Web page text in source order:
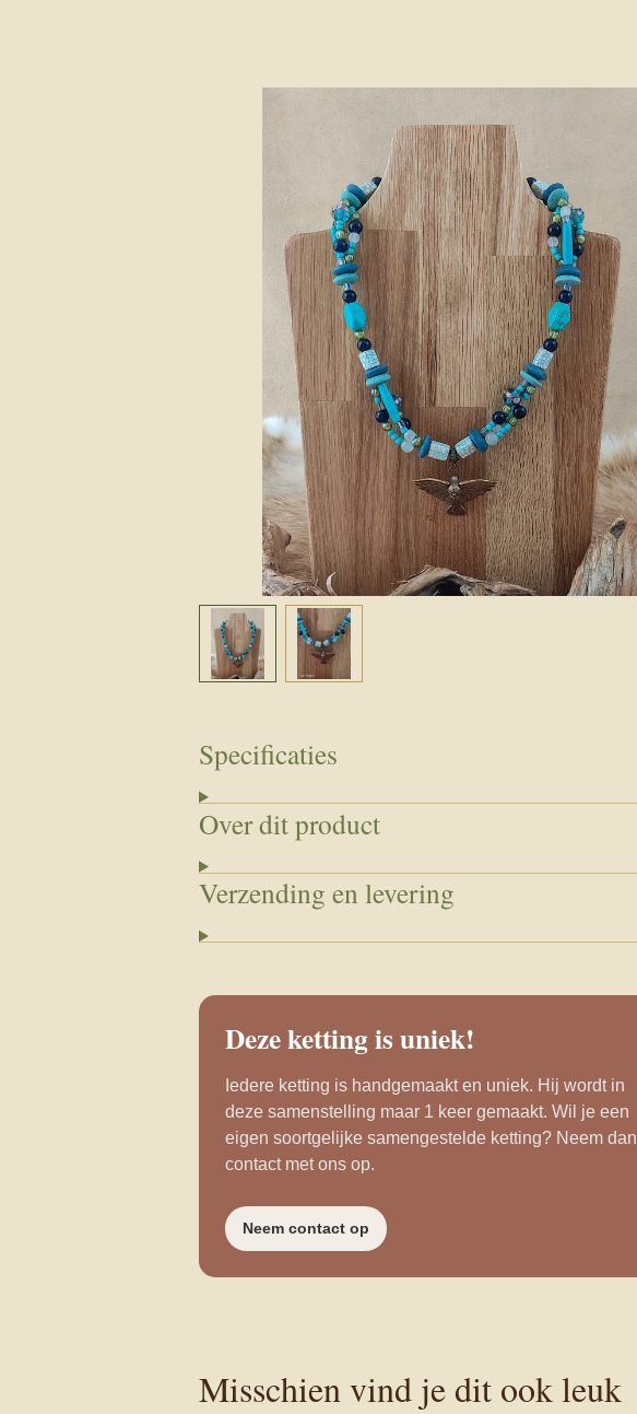
Specificaties
Over dit product
Verzending en levering
Deze ketting is uniek!
Iedere ketting is handgemaakt en uniek. Hij wordt in
deze samenstelling maar 1 keer gemaakt. Wil je een
eigen soortgelijke samengestelde ketting? Neem dan
contact met ons op.
Neem contact op
Misschien vind je dit ook leuk